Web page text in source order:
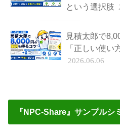
という選択肢
見積太郎で
「正しい使い
2026.06.06
『NPC-Share』サンプルシ